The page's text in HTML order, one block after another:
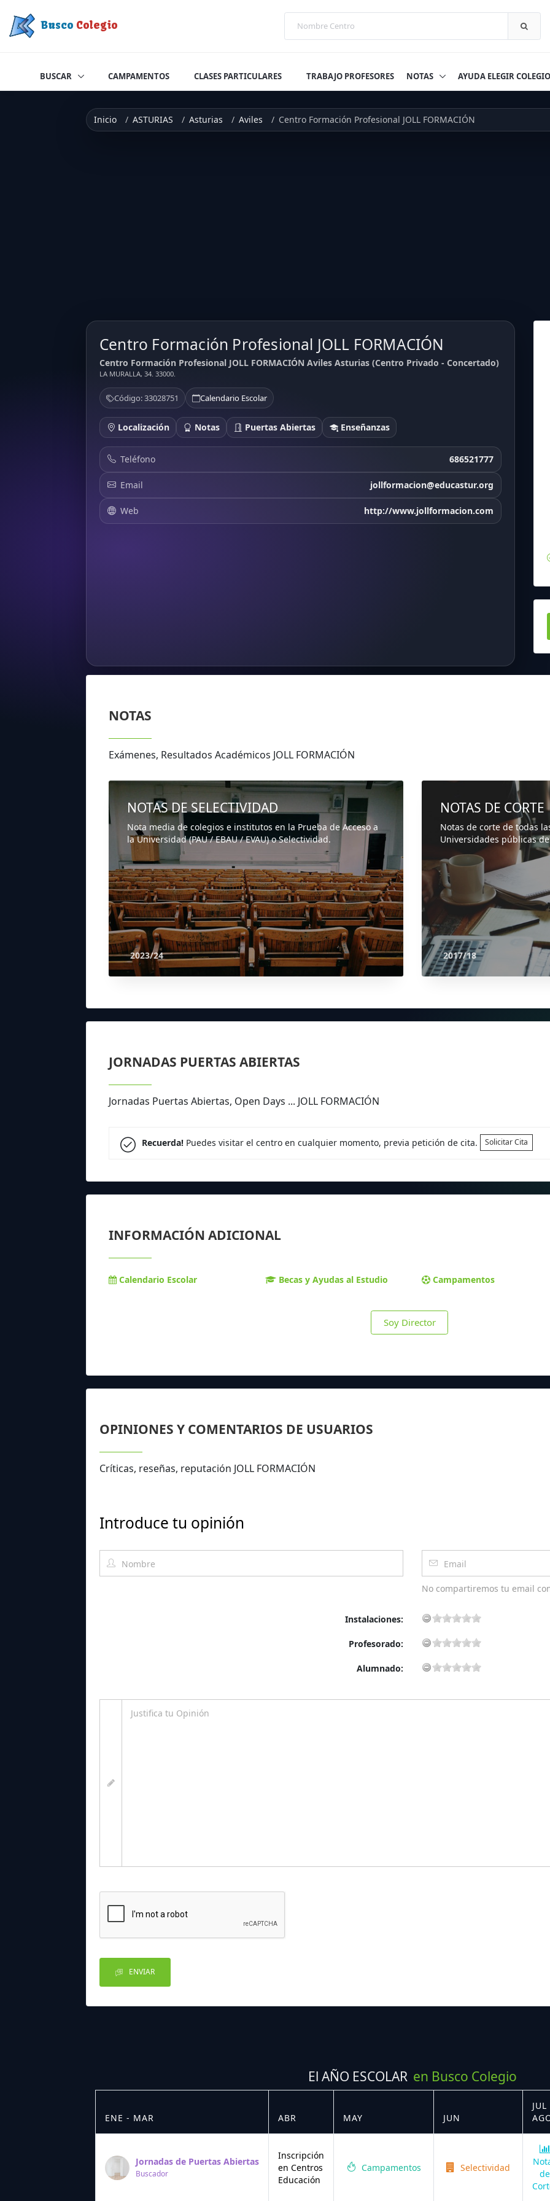
Busco Colegio
BUSCAR CAMPAMENTOS CLASES PARTICULARES TRABAJO PROFESORES NOTAS AYUDA ELEGIR COLEGIO
Inicio ASTURIAS Asturias Aviles Centro Formación Profesional JOLL FORMACIÓN
Centro Formación Profesional JOLL FORMACIÓN
Centro Formación Profesional JOLL FORMACIÓN Aviles Asturias (Centro Privado - Concertado)
LA MURALLA, 34. 33000.
Código: 33028751 Calendario Escolar
Localización Notas Puertas Abiertas Enseñanzas
Teléfono 686521777
Email jollformacion@educastur.org
Web http://www.jollformacion.com
NOTAS
Exámenes, Resultados Académicos JOLL FORMACIÓN
NOTAS DE SELECTIVIDAD
Nota media de colegios e institutos en la Prueba de Acceso a
la Universidad (PAU / EBAU / EVAU) o Selectividad.
2023/24
NOTAS DE CORTE
Notas de corte de todas
Universidades públicas
2017/18
JORNADAS PUERTAS ABIERTAS
Jornadas Puertas Abiertas, Open Days ... JOLL FORMACIÓN
Recuerda!Puedes visitar el centro en cualquier momento, previa petición de cita. Solicitar Cita
INFORMACIÓN ADICIONAL
Calendario Escolar Becas y Ayudas al Estudio Campamentos
Soy Director
OPINIONES Y COMENTARIOS DE USUARIOS
Críticas, reseñas, reputación JOLL FORMACIÓN
Introduce tu opinión
No compartiremos tu email
Instalaciones:
Profesorado:
Alumnado:
ENVIAR
El AÑO ESCOLAR en Busco Colegio
ENE - MAR ABR MAY JUN
JUL
Jornadas de Puertas Abiertas
Buscador
Inscripción
en Centros
Educación
Campamentos Selectividad
de